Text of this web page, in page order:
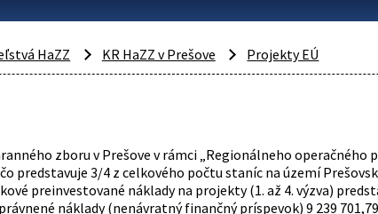
HaZZ KR HaZZ v Prešove Projekty EÚ
zboru v Prešove v rámci „Regionálneho
predstavuje 3/4 z celkového počtu staníc na území
preinvestované náklady na projekty (1. až 4. výzva)
náklady (nenávratný finančný príspevok) 9 239